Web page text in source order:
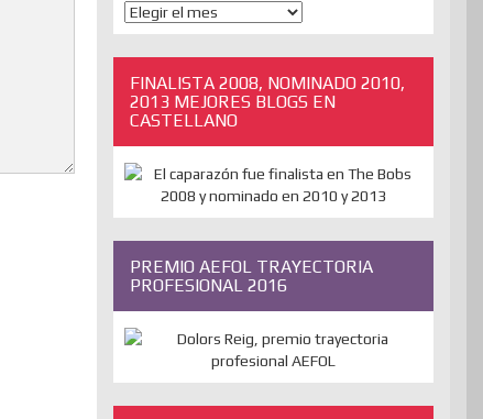
ENTRADAS
ANTERIORES
FINALISTA 2008, NOMINADO 2010,
2013 MEJORES BLOGS EN
CASTELLANO
PREMIO AEFOL TRAYECTORIA
PROFESIONAL 2016